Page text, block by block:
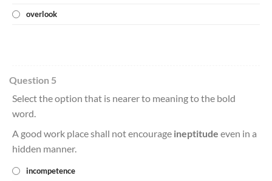
overlook
Question 5
Select the option that is nearer to meaning to the bold
word.
A good work place shall not encourage ineptitude even in a
hidden manner.
incompetence